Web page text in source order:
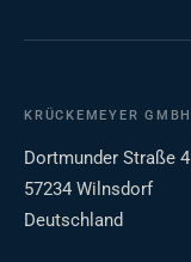
KRÜCKEMEYER GMBH
Dortmunder Straße 4
57234 Wilnsdorf
Deutschland